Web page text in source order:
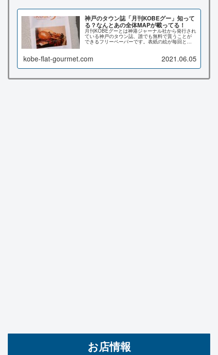
神戸のタウン誌「月刊KOBEグー」知って
る？なんとあの全体MAPが載ってる！
月刊KOBEグーとは神港ジャーナル社から発行され
ている神戸のタウン誌、誰でも無料で貰うことが
できるフリーペーパーです。表紙の絵が毎回とて
kobe-flat-gourmet.com 2021.06.05
お店情報